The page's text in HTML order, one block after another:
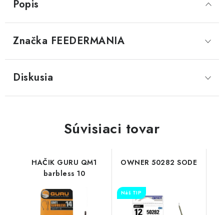
Popis
Značka FEEDERMANIA
Diskusia
Súvisiaci tovar
HAČIK GURU QM1
barbless 10
OWNER 50282 SODE
Náš TIP